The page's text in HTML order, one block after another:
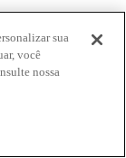
sua
você
nossa